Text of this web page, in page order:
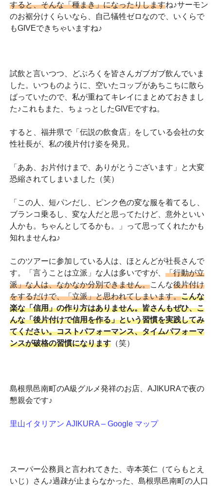
すると、そんな「種まき」になったりしますね♪サーモン
のお裾分けくらいなら、自己犠牲ゼロなので、いくらで
もGIVEできちゃいますね♪
試飲と言いつつ、どぶろくを皆さんガブガブ飲んでいま
した。いつものように、空いたコップがあちこちに散ら
ばっていたので、私が重ねてキレイにまとめておきまし
た♪これもまた、ちょっとしたGIVEですね。
すると、福井県で「伝説の飲食店」をしている会社の女
性社長が、私の後片付け姿を発見。
「ああ、お片付けまで、ありがとうございます」と大変
恐縮されてしまいました（笑）
「この人、短パンだし、ピンク色の変な服を着てるし、
ブランコ乗るし、変な人だと思ってたけど、意外といい
人かも。ちゃんとしてるかも。」って思ってくれたかも
知れませんね♪
このツアーに参加している人は、ほとんどが社長さんで
す。「言うことは立派」な人は多いですが、 「行動が立
派」な人は、なかなか分別できません。こんな後片付け
をするだけで、「立派」と思われてしまいます。こんな
楽な「信用」の作り方はありません。皆さんもぜひ、こ
んな「後片付けで信用を作る」という習慣を実践してみ
てください。コストパフォーマンス、タイムパフォーマ
ンスが破格の習慣になります （笑）
島根県邑南町のA級グルメ発祥のお店、AJIKURAで夜の
懇親会です♪
里山イタリアン AJIKURA – Google マップ
スーパー公務員と言われてきた、寺本英仁（てらもとえ
いじ）さん♪過疎が止まらなかった、島根県邑南町の人口